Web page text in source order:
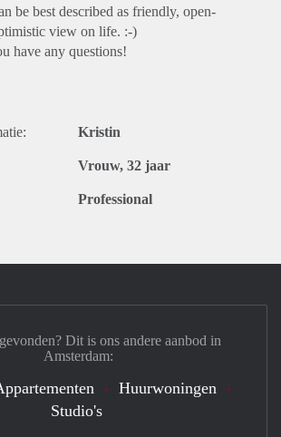
be best described as friendly, open-
view on life. :-)
have any questions!
Kristin
Vrouw, 32 jaar
Professional
Dit is ons andere aanbod in
Amsterdam:
Huurwoningen
Studio's